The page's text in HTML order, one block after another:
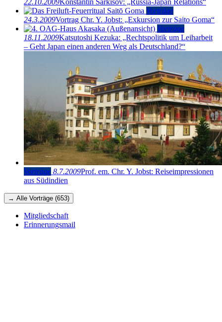
Vorträge
24.3.2009Vortrag Chr. Y. Jobst: „Exkursion zur Saito Goma“
Vorträge
18.11.2009Katsutoshi Kezuka: „Rechtspolitik um Leiharbeit
– Geht Japan einen anderen Weg als Deutschland?“
Vorträge 8.7.2009Prof. em. Chr. Y. Jobst: Reiseimpressionen
aus Südindien
→ Alle Vorträge (653)
Mitgliedschaft
Erinnerungsmail